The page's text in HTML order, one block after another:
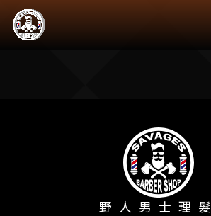
野人男士理髮